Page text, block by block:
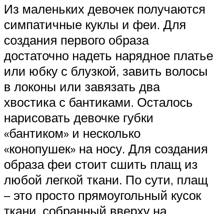
Из маленьких девочек получаются
симпатичные куклы и феи. Для
создания первого образа
достаточно надеть нарядное платье
или юбку с блузкой, завить волосы
в локоны или завязать два
хвостика с бантиками. Осталось
нарисовать девочке губки
«бантиком» и несколько
«конопушек» на носу. Для создания
образа феи стоит сшить плащ из
любой легкой ткани. По сути, плащ
– это просто прямоугольный кусок
ткани, собранный вверху на